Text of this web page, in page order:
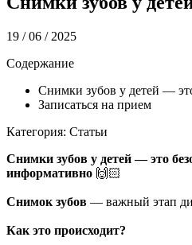
19 / 06 / 2025
Содержание
Снимки зубов у детей —
Записаться на прием
Категория: Статьи
Снимки зубов у детей — это
информативно 🙌🏻
Снимок зубов — важный этап
Как это происходит?